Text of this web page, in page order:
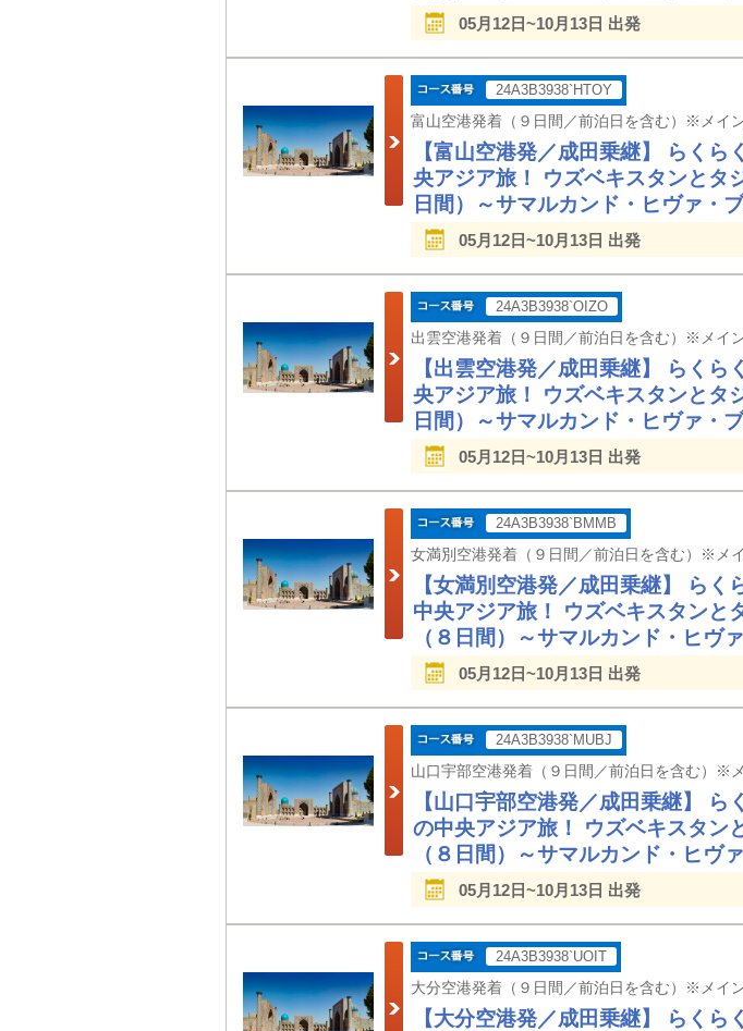
05月12日~10月13日 出発
24A3B3938`HTOY
【富山空港発／成田乗継】 らく
央アジア旅！ ウズベキスタンとタ
日間）～サマルカンド・ヒヴァ・
05月12日~10月13日 出発
24A3B3938`OIZO
【出雲空港発／成田乗継】 らく
央アジア旅！ ウズベキスタンとタ
日間）～サマルカンド・ヒヴァ・
05月12日~10月13日 出発
24A3B3938`BMMB
【女満別空港発／成田乗継】 ら
中央アジア旅！ ウズベキスタンと
（８日間）～サマルカンド・ヒヴ
05月12日~10月13日 出発
24A3B3938`MUBJ
【山口宇部空港発／成田乗継】
の中央アジア旅！ ウズベキスタン
（８日間）～サマルカンド・ヒヴ
05月12日~10月13日 出発
24A3B3938`UOIT
【大分空港発／成田乗継】 らく